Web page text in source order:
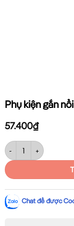
Phụ kiện gắn
57.400₫
Phụ kiện gắn nổi cho
Chat để được